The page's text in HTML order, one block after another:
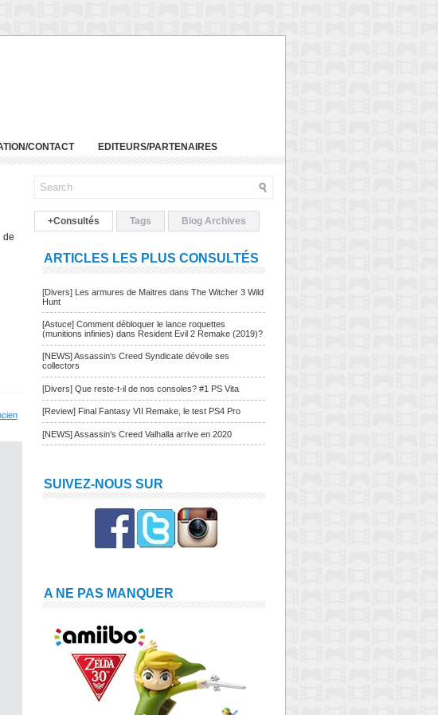
CONTACT EDITEURS/PARTENAIRES
+Consultés Tags Blog Archives
ARTICLES LES PLUS CONSULTÉS
[Divers] Les armures de Maitres dans The Witcher 3 Wild
Hunt
[Astuce] Comment débloquer le lance roquettes
(munitions infinies) dans Resident Evil 2 Remake (2019)?
[NEWS] Assassin's Creed Syndicate dévoile ses
collectors
[Divers] Que reste-t-il de nos consoles? #1 PS Vita
[Review] Final Fantasy VII Remake, le test PS4 Pro
[NEWS] Assassin's Creed Valhalla arrive en 2020
SUIVEZ-NOUS SUR
A NE PAS MANQUER